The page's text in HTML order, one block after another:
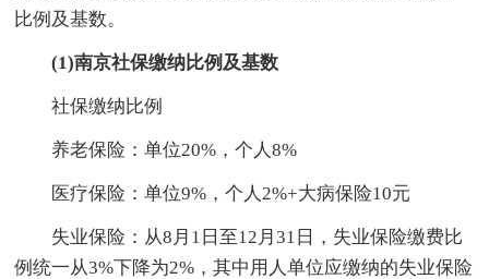
比例及基数。
(1)南京社保缴纳比例及基数
社保缴纳比例
养老保险：单位20%，个人8%
医疗保险：单位9%，个人2%+大病保险10元
失业保险：从8月1日至12月31日，失业保险缴费比
例统一从3%下降为2%，其中用人单位应缴纳的失业保险